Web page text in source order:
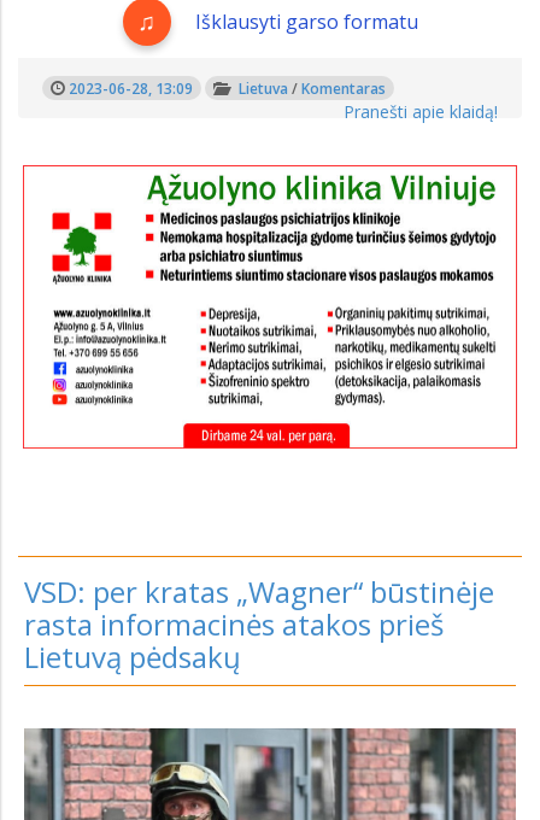
Išklausyti garso formatu
2023-06-28, 13:09 Lietuva /Komentaras
Pranešti apie klaidą!
VSD: per kratas „Wagner“ būstinėje
rasta informacinės atakos prieš
Lietuvą pėdsakų